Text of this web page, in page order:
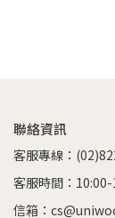
聯絡資訊
客服專線：
客服時間：10:00-
信箱：